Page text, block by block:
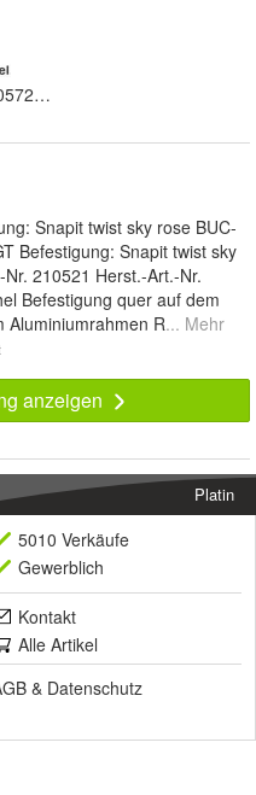
Snapit twist sky rose BUC-
Befestigung: Snapit twist sky
210521 Herst.-Art.-Nr.
Befestigung quer auf dem
Aluminiumrahmen R... Mehr
anzeigen
Platin
5010 Verkäufe
Gewerblich
Kontakt
Alle Artikel
& Datenschutz